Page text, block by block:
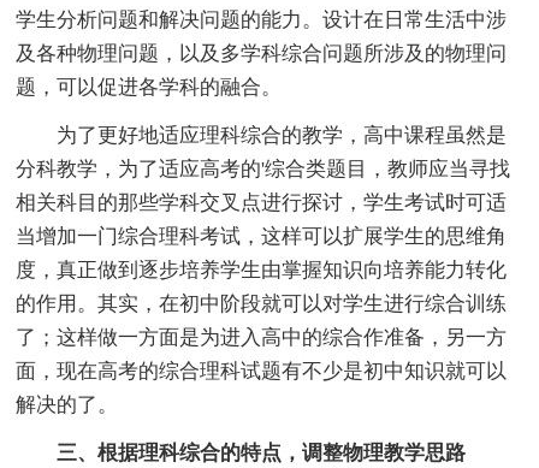
学生分析问题和解决问题的能力。设计在日常生活中涉
及各种物理问题，以及多学科综合问题所涉及的物理问
题，可以促进各学科的融合。
为了更好地适应理科综合的教学，高中课程虽然是
分科教学，为了适应高考的'综合类题目，教师应当寻找
相关科目的那些学科交叉点进行探讨，学生考试时可适
当增加一门综合理科考试，这样可以扩展学生的思维角
度，真正做到逐步培养学生由掌握知识向培养能力转化
的作用。其实，在初中阶段就可以对学生进行综合训练
了；这样做一方面是为进入高中的综合作准备，另一方
面，现在高考的综合理科试题有不少是初中知识就可以
解决的了。
三、根据理科综合的特点，调整物理教学思路